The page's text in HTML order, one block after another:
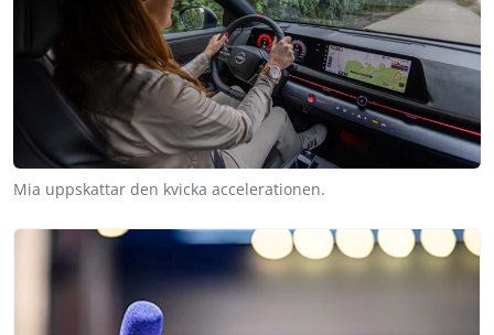
Mia uppskattar den kvicka accelerationen.